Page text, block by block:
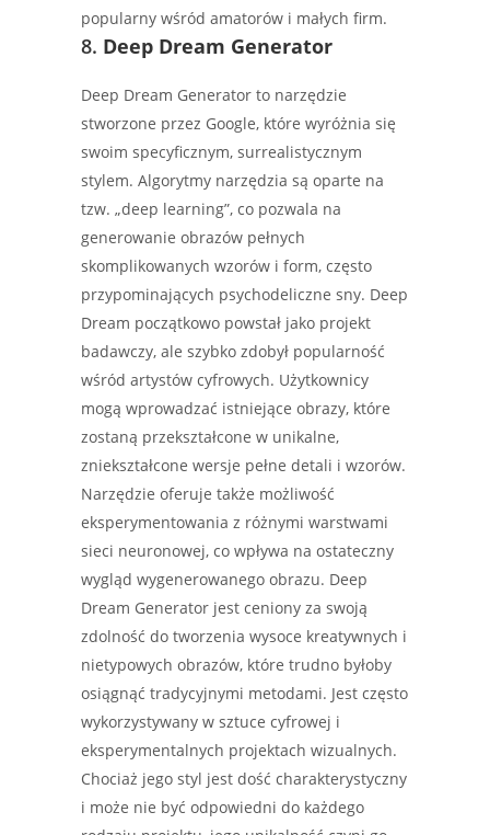
popularny wśród amatorów i małych firm.
8. Deep Dream Generator
Deep Dream Generator to narzędzie
stworzone przez Google, które wyróżnia się
swoim specyficznym, surrealistycznym
stylem. Algorytmy narzędzia są oparte na
tzw. „deep learning”, co pozwala na
generowanie obrazów pełnych
skomplikowanych wzorów i form, często
przypominających psychodeliczne sny. Deep
Dream początkowo powstał jako projekt
badawczy, ale szybko zdobył popularność
wśród artystów cyfrowych. Użytkownicy
mogą wprowadzać istniejące obrazy, które
zostaną przekształcone w unikalne,
zniekształcone wersje pełne detali i wzorów.
Narzędzie oferuje także możliwość
eksperymentowania z różnymi warstwami
sieci neuronowej, co wpływa na ostateczny
wygląd wygenerowanego obrazu. Deep
Dream Generator jest ceniony za swoją
zdolność do tworzenia wysoce kreatywnych i
nietypowych obrazów, które trudno byłoby
osiągnąć tradycyjnymi metodami. Jest często
wykorzystywany w sztuce cyfrowej i
eksperymentalnych projektach wizualnych.
Chociaż jego styl jest dość charakterystyczny
i może nie być odpowiedni do każdego